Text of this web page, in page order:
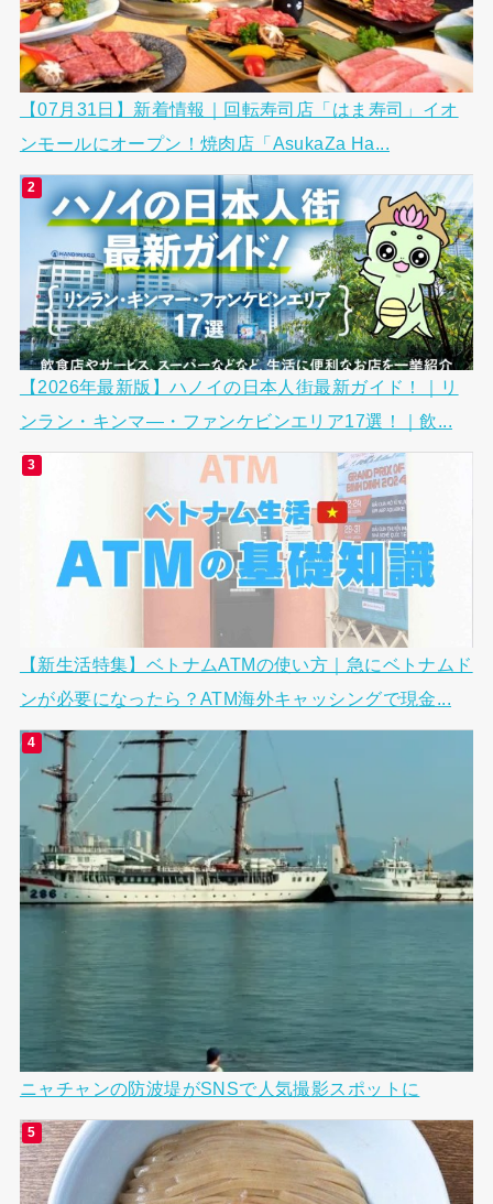
【07月31日】新着情報｜回転寿司店「はま寿司」イオ
ンモールにオープン！焼肉店「AsukaZa Ha...
【2026年最新版】ハノイの日本人街最新ガイド！｜リ
ンラン・キンマ―・ファンケビンエリア17選！｜飲...
【新生活特集】ベトナムATMの使い方｜急にベトナムド
ンが必要になったら？ATM海外キャッシングで現金...
ニャチャンの防波堤がSNSで人気撮影スポットに